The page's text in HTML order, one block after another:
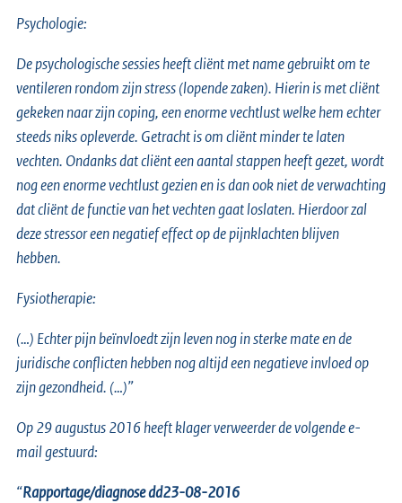
Psychologie:
De psychologische sessies heeft cliënt met name gebruikt om te
ventileren rondom zijn stress (lopende zaken). Hierin is met cliënt
gekeken naar zijn coping, een enorme vechtlust welke hem echter
steeds niks opleverde. Getracht is om cliënt minder te laten
vechten. Ondanks dat cliënt een aantal stappen heeft gezet, wordt
nog een enorme vechtlust gezien en is dan ook niet de verwachting
dat cliënt de functie van het vechten gaat loslaten. Hierdoor zal
deze stressor een negatief effect op de pijnklachten blijven
hebben.
Fysiotherapie:
(…) Echter pijn beïnvloedt zijn leven nog in sterke mate en de
juridische conflicten hebben nog altijd een negatieve invloed op
zijn gezondheid. (…)”
Op 29 augustus 2016 heeft klager verweerder de volgende e-
mail gestuurd:
“Rapportage/diagnose dd23-08-2016